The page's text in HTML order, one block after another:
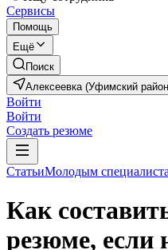
Сервисы
Помощь
Ещё
Поиск
Алексеевка (Уфимский
Войти
Войти
Создать резюме
СтатьиМолодым
Как
резюме, если